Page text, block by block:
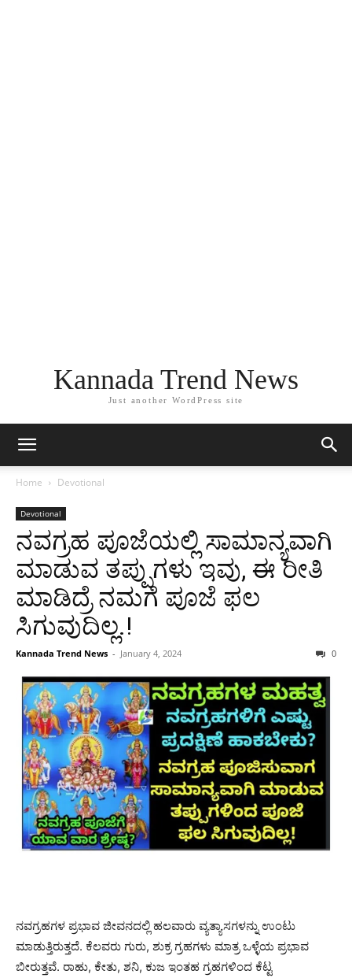
Kannada Trend News
Just another WordPress site
Home Devotional
Devotional
ನವಗ್ರಹ ಪೂಜೆಯಲ್ಲಿ ಸಾಮಾನ್ಯವಾಗಿ
ಮಾಡುವ ತಪ್ಪುಗಳು ಇವು, ಈ ರೀತಿ
ಮಾಡಿದ್ರೆ ನಮಗೆ ಪೂಜೆ ಫಲ
ಸಿಗುವುದಿಲ್ಲ.!
Kannada Trend News - January 4, 2024 0
ನವಗ್ರಹಗಳ ಪ್ರಭಾವ ಜೀವನದಲ್ಲಿ ಹಲವಾರು ವ್ಯತ್ಯಾಸಗಳನ್ನು ಉಂಟು
ಮಾಡುತ್ತಿರುತ್ತದೆ. ಕೆಲವರು ಗುರು, ಶುಕ್ರ ಗ್ರಹಗಳು ಮಾತ್ರ ಒಳ್ಳೆಯ ಪ್ರಭಾವ
ಬೀರುತ್ತವೆ. ರಾಹು, ಕೇತು, ಶನಿ, ಕುಜ ಇಂತಹ ಗ್ರಹಗಳಿಂದ ಕೆಟ್ಟ